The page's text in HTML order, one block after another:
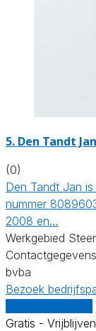
5. Den Tandt Jan
(0)
Den Tandt Jan
nummer
2008 en…
Werkgebied
Contactgegevens
bvba
Bezoek
Gratis -